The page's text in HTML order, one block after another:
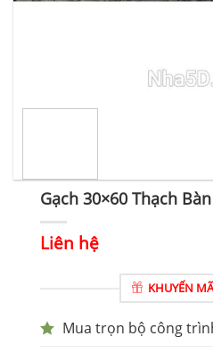
Gạch 30×60 Thạch
Liên hệ
KHUYẾN
Mua trọn bộ công